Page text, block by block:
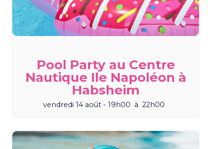
Pool Party au Centre
Nautique Ile Napoléon à
Habsheim
vendredi 14 août - 19h00 à 22h00